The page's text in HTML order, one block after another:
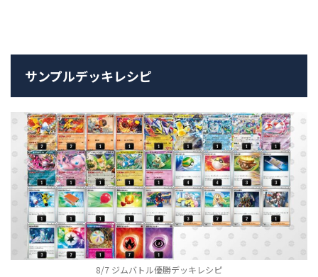
サンプルデッキレシピ
8/7 ジムバトル優勝デッキレシピ